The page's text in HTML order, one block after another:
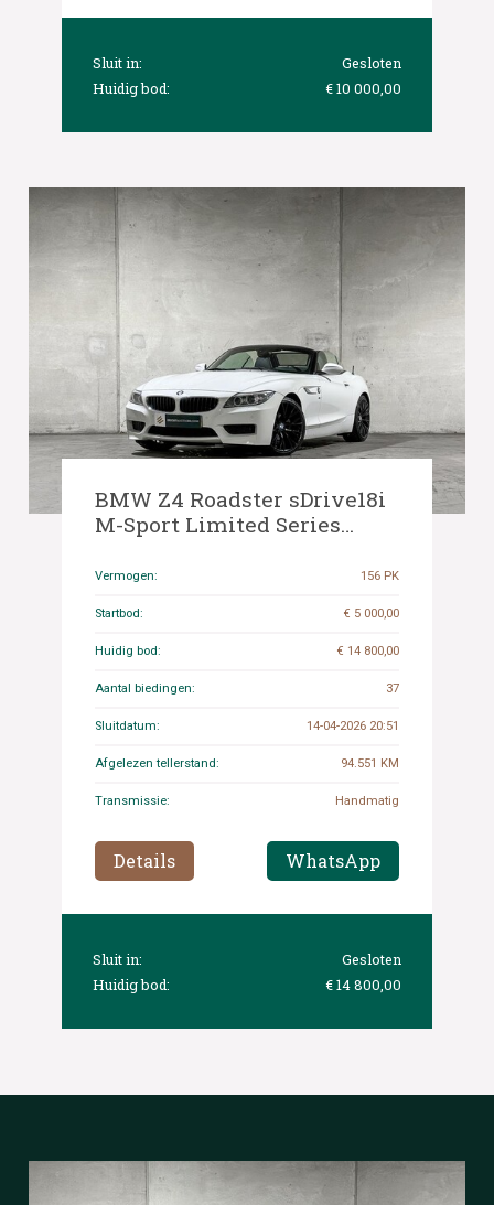
Sluit in:
Gesloten
Huidig bod:
€ 10 000,00
BMW Z4 Roadster sDrive18i
M-Sport Limited Series
NL), 9-TRL-97
Vermogen: 156 PK
Startbod: € 5 000,00
Huidig bod: € 14 800,00
Aantal biedingen: 37
Sluitdatum: 14-04-2026 20:51
Afgelezen tellerstand: 94.551 KM
Transmissie: Handmatig
Details WhatsApp
Sluit in:
Gesloten
Huidig bod:
€ 14 800,00